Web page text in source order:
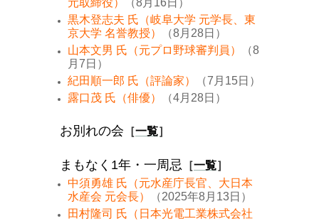
元取締役）
（8月16日）
黒木登志夫 氏（岐阜大学 元学長、東
京大学 名誉教授）
（8月28日）
山本文男 氏（元プロ野球審判員）
（8
月7日）
紀田順一郎 氏（評論家）
（7月15日）
露口茂 氏（俳優）
（4月28日）
お別れの会 ［一覧］
まもなく1年・一周忌 ［一覧］
中須勇雄 氏（元水産庁長官、大日本
水産会 元会長）
（2025年8月13日）
田村隆司 氏（日本光電工業株式会社